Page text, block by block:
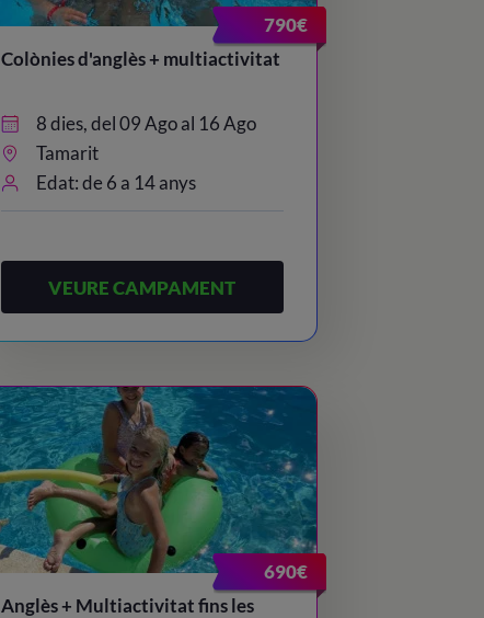
790€
Colònies d'anglès + multiactivitat
8 dies, del 09 Ago al 16 Ago
Tamarit
Edat: de 6 a 14 anys
VEURE CAMPAMENT
690€
Anglès + Multiactivitat fins les